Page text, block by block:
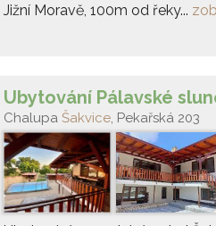
Jižní Moravě, 100m od řeky...
Ubytování Pálavské
Chalupa Šakvice, Pekařská 203